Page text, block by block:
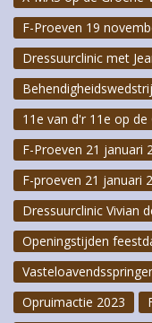
F-Proeven 19
Dressuurclinic met
11e van d'r 11e op de
F-Proeven 21 januari
F-proeven 21 januari
Dressuurclinic Vivian
Openingstijden
Opruimactie 2023